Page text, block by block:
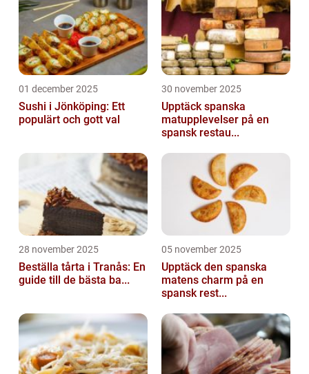
01 december 2025
Sushi i Jönköping: Ett
populärt och gott val
30 november 2025
Upptäck spanska
matupplevelser på en
spansk restau...
28 november 2025
Beställa tårta i Tranås: En
guide till de bästa ba...
05 november 2025
Upptäck den spanska
matens charm på en
spansk rest...